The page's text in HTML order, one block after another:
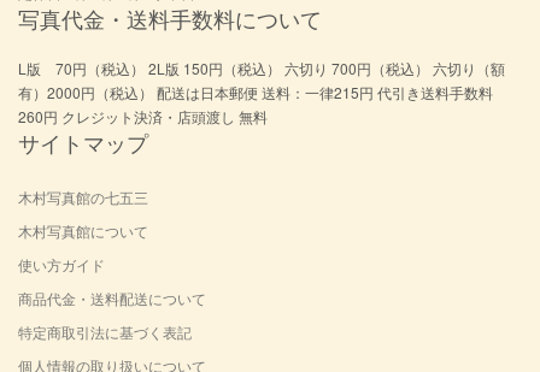
写真代金・送料手数料について
L版 70円（税込） 2L版 150円（税込） 六切り 700円（税込） 六切り（額
有）2000円（税込） 配送は日本郵便 送料：一律215円 代引き送料手数料
260円 クレジット決済・店頭渡し 無料
サイトマップ
木村写真館の七五三
木村写真館について
使い方ガイド
商品代金・送料配送について
特定商取引法に基づく表記
個人情報の取り扱いについて